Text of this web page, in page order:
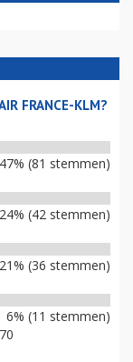
FRANCE-KLM?
47% (81 stemmen)
24% (42 stemmen)
21% (36 stemmen)
6% (11 stemmen)